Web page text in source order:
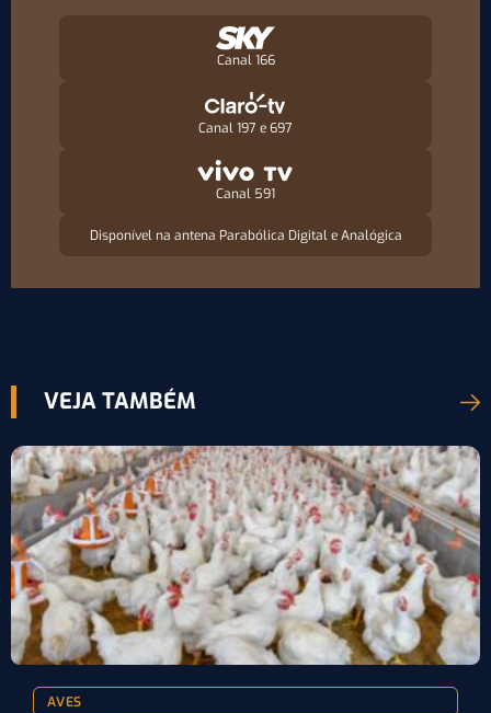
Canal 166
Canal 197 e 697
Canal 591
Disponível na antena Parabólica Digital e Analógica
VEJA TAMBÉM
AVES